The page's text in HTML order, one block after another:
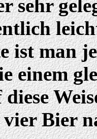
sehr
ist man
einem
Bier